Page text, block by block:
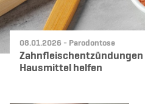
Datum:
08.01.2026 - Kategorie:
Parodontose
Zahnfleischentzündungen
Hausmittel helfen